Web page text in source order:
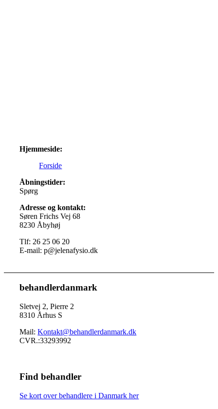
Hjemmeside:
Forside
Åbningstider:
Spørg
Adresse og kontakt:
Søren Frichs Vej 68
8230 Åbyhøj
Tlf: 26 25 06 20
E-mail: p@jelenafysio.dk
behandlerdanmark
Sletvej 2, Pierre 2
8310 Århus S
Mail:Kontakt@behandlerdanmark.dk
CVR.:33293992
Find behandler
Se kort over behandlere i Danmark her